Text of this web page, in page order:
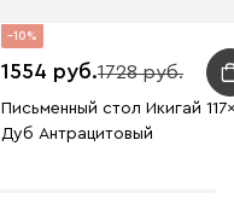
10
1554 1728
Письменный стол Икигай
Дуб Антрацитовый